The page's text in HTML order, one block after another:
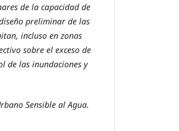
de la capacidad de
preliminar de las
incluso en zonas
sobre el exceso de
de las inundaciones y
Sensible al Agua.